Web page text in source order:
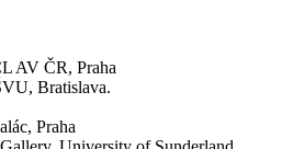
AV ČR, Praha
Bratislava.
Praha